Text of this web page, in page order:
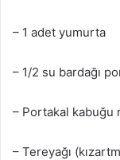
– 1 adet yumurta
– 1/2 su bardağı
– Portakal kabuğu
– Tereyağı